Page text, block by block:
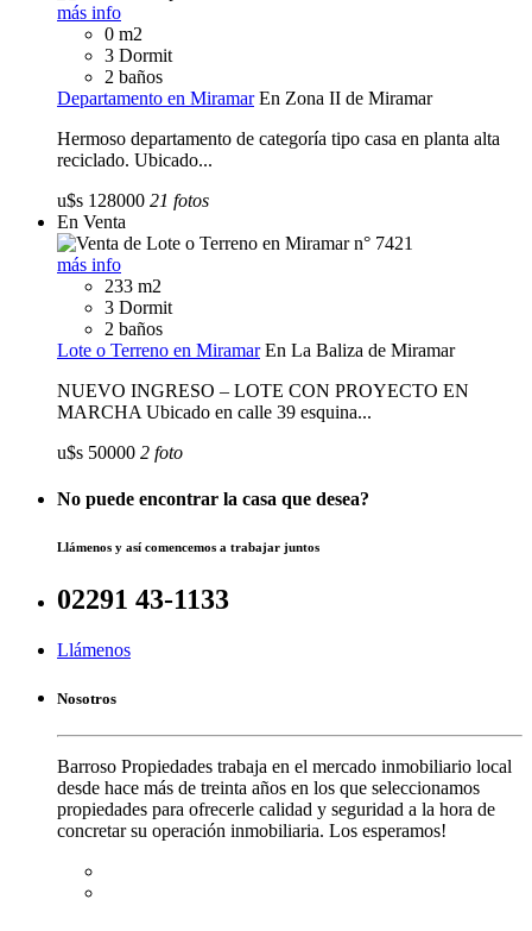
más info
0 m2
3 Dormit
2 baños
Departamento en Miramar En Zona II de Miramar
Hermoso departamento de categoría tipo casa en planta alta
reciclado. Ubicado...
u$s 128000 21 fotos
En Venta
más info
233 m2
3 Dormit
2 baños
Lote o Terreno en Miramar En La Baliza de Miramar
NUEVO INGRESO – LOTE CON PROYECTO EN
MARCHA Ubicado en calle 39 esquina...
u$s 50000 2 foto
No puede encontrar la casa que desea?
Llámenos y así comencemos a trabajar juntos
02291 43-1133
Llámenos
Nosotros
Barroso Propiedades trabaja en el mercado inmobiliario local
desde hace más de treinta años en los que seleccionamos
propiedades para ofrecerle calidad y seguridad a la hora de
concretar su operación inmobiliaria. Los esperamos!